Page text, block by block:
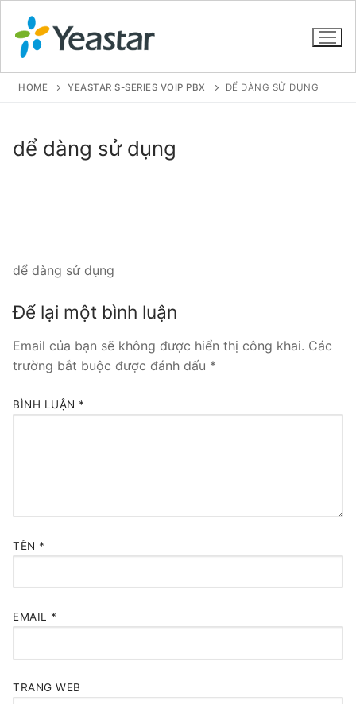
GIỚI THIỆU
Tổng đài VoIP Yeastar S20
Tổng đài VoIP Yeastar S50
Tổng đài VoIP Yeastar S100
HOSTED PHONE SYSTEM
Tổng đài Yeastar K2
VOIP GATEWAY
FXS VoIP Gateway
FXO VoIP Gateway
VoIP GSM / 3G / 4G Gateways
E1 / T1 / PRI VoIP Gateway
HOME YEASTAR S-SERIES VOIP PBX DỂ DÀNG SỬ DỤNG
dể dàng sử dụng
dể dàng sử dụng
Để lại một bình luận
Email của bạn sẽ không được hiển thị công khai. Các
trường bắt buộc được đánh dấu *
BÌNH LUẬN *
TÊN *
EMAIL *
TRANG WEB